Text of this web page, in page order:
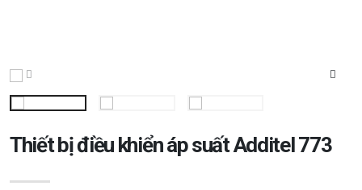
Thiết bị điều khiển áp suất Additel 773